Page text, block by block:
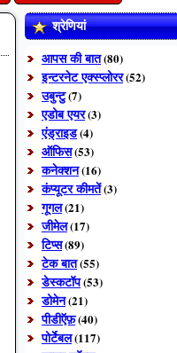
श्रेणियां
आपस की बात(80)
इन्टरनेट एक्स्प्लोरर(52)
उबुन्टु(7)
एडोब एयर(3)
एंड्राइड(4)
ऑफिस(53)
कनेक्शन(16)
कंप्यूटर कीमतें(3)
गूगल(21)
जीमेल(17)
टिप्स(89)
टेक बात(55)
डेस्कटॉप(53)
डोमेन(21)
पीडीऍफ़(40)
पोर्टेबल(117)